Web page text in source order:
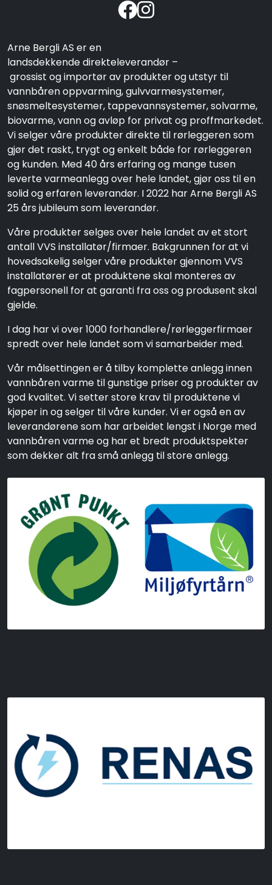
Arne Bergli AS er en
landsdekkende direkteleverandør –
grossist og importør av produkter og utstyr til
vannbåren oppvarming, gulvvarmesystemer,
snøsmeltesystemer, tappevannsystemer, solvarme,
biovarme, vann og avløp for privat og proffmarkedet.
Vi selger våre produkter direkte til rørleggeren som
gjør det raskt, trygt og enkelt både for rørleggeren
og kunden. Med 40 års erfaring og mange tusen
leverte varmeanlegg over hele landet, gjør oss til en
solid og erfaren leverandør. I 2022 har Arne Bergli AS
25 års jubileum som leverandør.
Våre produkter selges over hele landet av et stort
antall VVS installatør/firmaer. Bakgrunnen for at vi
hovedsakelig selger våre produkter gjennom VVS
installatører er at produktene skal monteres av
fagpersonell for at garanti fra oss og produsent skal
gjelde.
I dag har vi over 1000 forhandlere/rørleggerfirmaer
spredt over hele landet som vi samarbeider med.
Vår målsettingen er å tilby komplette anlegg innen
vannbåren varme til gunstige priser og produkter av
god kvalitet. Vi setter store krav til produktene vi
kjøper in og selger til våre kunder. Vi er også en av
leverandørene som har arbeidet lengst i Norge med
vannbåren varme og har et bredt produktspekter
som dekker alt fra små anlegg til store anlegg.